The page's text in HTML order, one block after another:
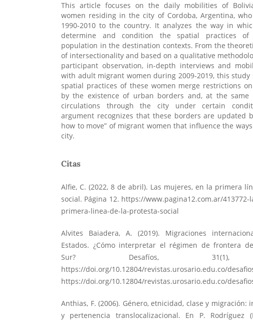
This article focuses on the daily mobilities of
women residing in the city of Cordoba, Argentina,
1990-2010 to the country. It analyzes the way in
determine and condition the spatial practices of
population in the destination contexts. From the
of intersectionality and based on a qualitative
participant observation, in-depth interviews and
with adult migrant women during 2009-2019, this study
spatial practices of these women merge restrictions
by the existence of urban borders and, at the same
circulations through the city under certain
argument recognizes that these borders are updated
how to move” of migrant women that influence the
city.
Citas
Alfie, C. (2022, 8 de abril). Las mujeres, en la primera
social. Página 12. https://www.pagina12.com.ar/413772-
primera-linea-de-la-protesta-social
Alvites Baiadera, A. (2019). Migraciones
Estados. ¿Cómo interpretar el régimen de frontera
Sur? Desafíos, 31(1),
https://doi.org/10.12804/revistas.urosario.edu.co/
https://doi.org/10.12804/revistas.urosario.edu.co/
Anthias, F. (2006). Género, etnicidad, clase y migración:
y pertenencia translocalizacional. En P. Rodríguez